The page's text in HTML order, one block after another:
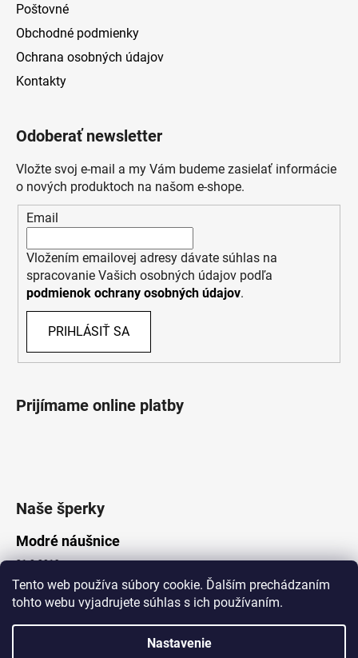
Tento web používa súbory cookie. Ďalším prechádzaním
tohto webu vyjadrujete súhlas s ich používaním.
Nastavenie
Poštovné
Obchodné podmienky
Ochrana osobných údajov
Kontakty
Odoberať newsletter
Vložte svoj e-mail a my Vám budeme zasielať informácie
o nových produktoch na našom e-shope.
Email
Vložením emailovej adresy dávate súhlas na
spracovanie Vašich osobných údajov podľa
podmienok ochrany osobných údajov.
PRIHLÁSIŤ SA
Prijímame online platby
Naše šperky
Modré náušnice
21.8.2019
Vytvoril Shoptet
Lotka.sk. Všetky práva vyhradené.